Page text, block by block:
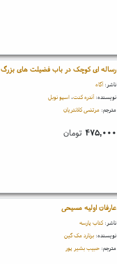
رساله ای کوچک در باب فضیلت های بزرگ
ناشر: آگاه
نویسنده: آندره کنت، اسپو نوبل
مترجم: مرتضی کلانتریان
۴۷۵,۰۰۰ تومان
عارفان اولیه مسیحی
ناشر: کتاب پارسه
نویسنده: برنارد مک گین
مترجم: حبیب بشیر پور